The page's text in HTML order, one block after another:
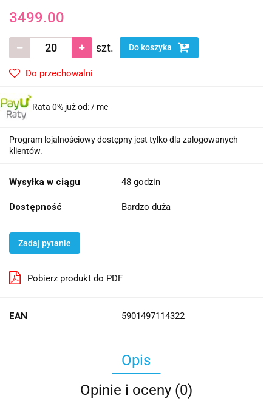
3499.00
szt. Do koszyka
Do przechowalni
Rata 0% już od:/ mc
Program lojalnościowy dostępny jest tylko dla zalogowanych
klientów.
Wysyłka w ciągu 48 godzin
Dostępność Bardzo duża
Zadaj pytanie
Pobierz produkt do PDF
EAN 5901497114322
Opis
Opinie i oceny (0)